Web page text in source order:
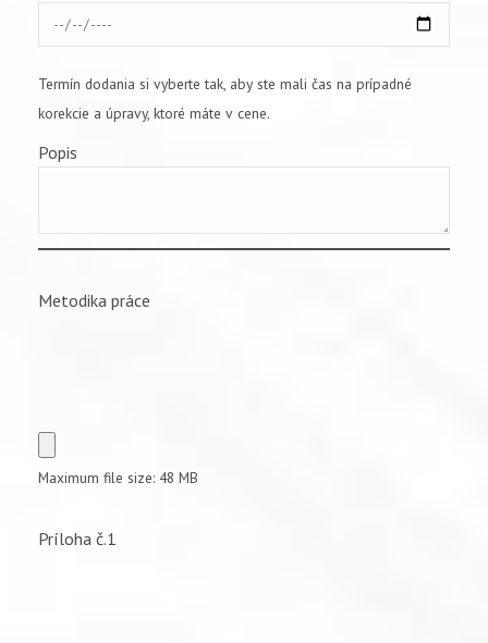
Termín dodania si vyberte tak, aby ste mali čas na prípadné
korekcie a úpravy, ktoré máte v cene.
Popis
Metodika práce
Maximum file size: 48 MB
Príloha č.1